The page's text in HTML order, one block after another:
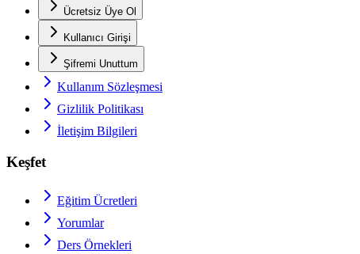
Ücretsiz Üye Ol
Kullanıcı Girişi
Şifremi Unuttum
Kullanım Sözleşmesi
Gizlilik Politikası
İletişim Bilgileri
Keşfet
Eğitim Ücretleri
Yorumlar
Ders Örnekleri